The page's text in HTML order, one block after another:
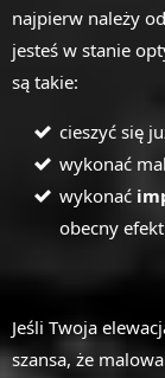
najpierw należy
jesteś w stanie
są takie:
cieszyć się
wykonać
wykonać
obecny
Jeśli Twoja
szansa, że